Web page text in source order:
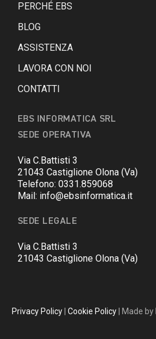
PERCHÉ EBS
BLOG
ASSISTENZA
LAVORA CON NOI
CONTATTI
EBS INFORMATICA SRL
SEDE OPERATIVA
Via C.Battisti 3
21043 Castiglione Olona (Va)
Telefono: 0331.859068
Mail: info@ebsinformatica.it
SEDE LEGALE
Via C.Battisti 3
21043 Castiglione Olona (Va)
Privacy Policy Cookie Policy | Made by